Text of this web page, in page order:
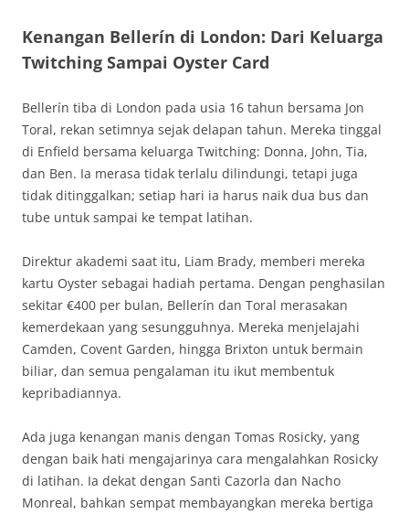
Kenangan Bellerín di London: Dari Keluarga
Twitching Sampai Oyster Card
Bellerín tiba di London pada usia 16 tahun bersama Jon
Toral, rekan setimnya sejak delapan tahun. Mereka tinggal
di Enfield bersama keluarga Twitching: Donna, John, Tia,
dan Ben. Ia merasa tidak terlalu dilindungi, tetapi juga
tidak ditinggalkan; setiap hari ia harus naik dua bus dan
tube untuk sampai ke tempat latihan.
Direktur akademi saat itu, Liam Brady, memberi mereka
kartu Oyster sebagai hadiah pertama. Dengan penghasilan
sekitar €400 per bulan, Bellerín dan Toral merasakan
kemerdekaan yang sesungguhnya. Mereka menjelajahi
Camden, Covent Garden, hingga Brixton untuk bermain
biliar, dan semua pengalaman itu ikut membentuk
kepribadiannya.
Ada juga kenangan manis dengan Tomas Rosicky, yang
dengan baik hati mengajarinya cara mengalahkan Rosicky
di latihan. Ia dekat dengan Santi Cazorla dan Nacho
Monreal, bahkan sempat membayangkan mereka bertiga